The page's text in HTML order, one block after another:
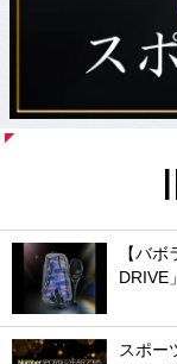
【バ
DRIVE
スポー